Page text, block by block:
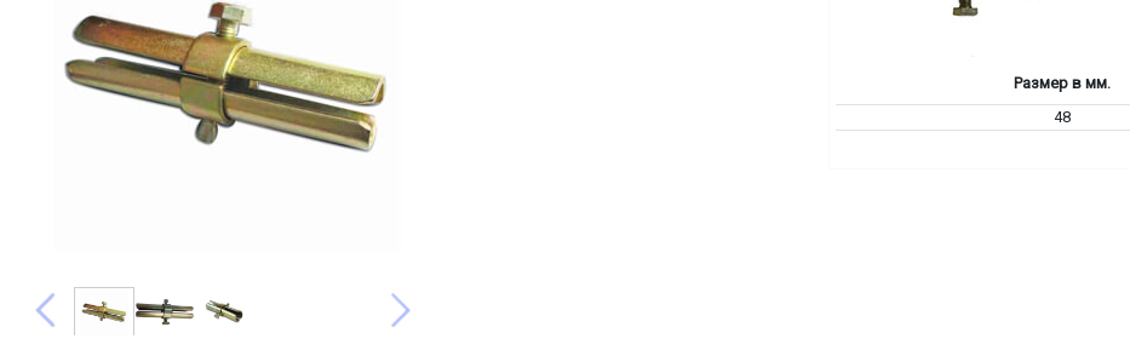
Размер в мм.
48